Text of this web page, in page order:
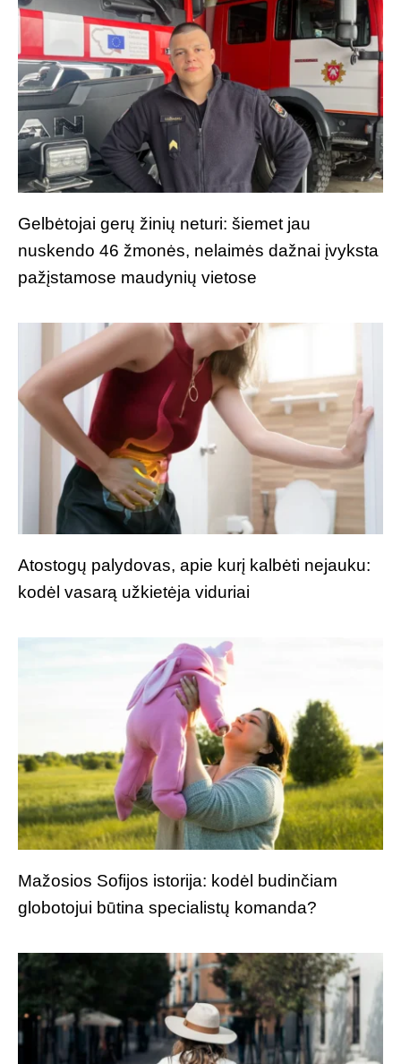
Gelbėtojai gerų žinių neturi: šiemet jau
nuskendo 46 žmonės, nelaimės dažnai įvyksta
pažįstamose maudynių vietose
Atostogų palydovas, apie kurį kalbėti nejauku:
kodėl vasarą užkietėja viduriai
Mažosios Sofijos istorija: kodėl budinčiam
globotojui būtina specialistų komanda?